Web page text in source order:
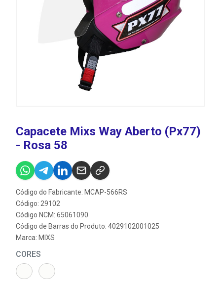
Capacete Mixs Way Aberto (Px77)
- Rosa 58
Código do Fabricante: MCAP-566RS
Código: 29102
Código NCM: 65061090
Código de Barras do Produto: 4029102001025
Marca: MIXS
CORES